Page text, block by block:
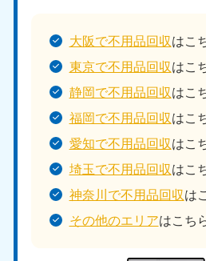
大阪で不用品回収はこ
東京で不用品回収はこ
静岡で不用品回収はこ
福岡で不用品回収はこ
愛知で不用品回収はこ
埼玉で不用品回収はこ
神奈川で不用品回収は
その他のエリアはこち